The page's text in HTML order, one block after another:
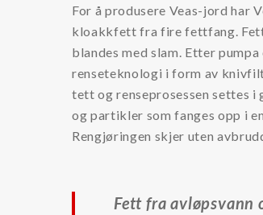
Kjølevæsker
Additiver kjølevæsker
Rensevæske
Tilstandsovervåking
Oljesensorer
For å produsere Veas-jord har
kloakkfett fra fire fettfang.
blandes med slam. Etter
renseteknologi i form av
tett og renseprosessen settes
og partikler som fanges opp i
Rengjøringen skjer uten
Fett fra avløpsvann